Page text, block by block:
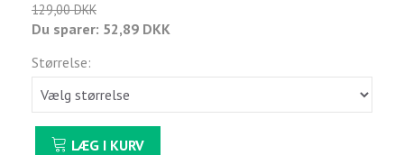
129,00 DKK
Du sparer: 52,89 DKK
Størrelse:
LÆG I KURV